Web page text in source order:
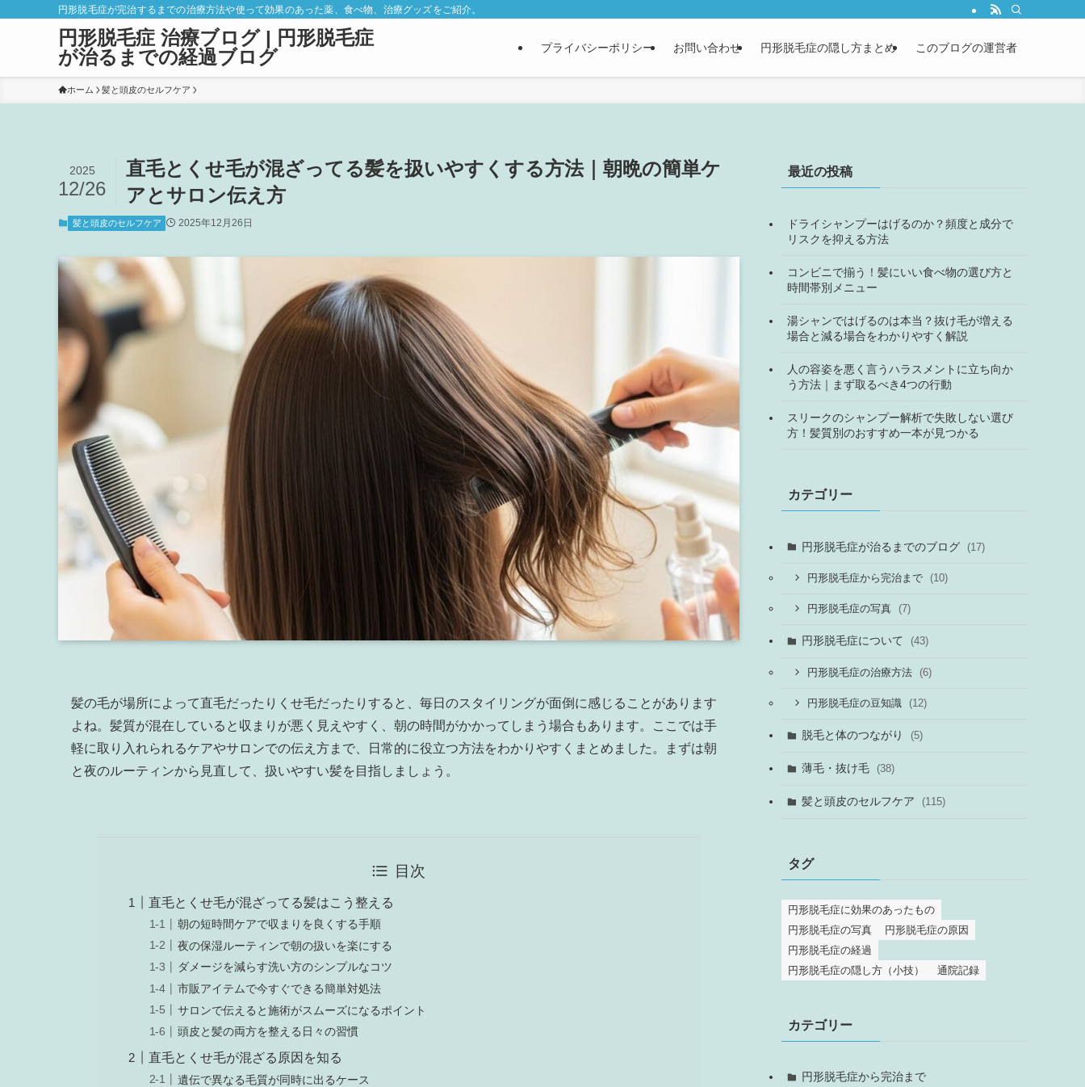
円形脱毛症が完治するまでの治療方法や使って効果のあった薬、食べ物、治療グッズをご紹介。
円形脱毛症 治療ブログ | 円形脱毛症
が治るまでの経過ブログ
プライバシーポリシー お問い合わせ 円形脱毛症の隠し方まとめ このブログの運営者
ホーム 髪と頭皮のセルフケア
直毛とくせ毛が混ざってる髪を扱いやすくする方法｜朝晩の簡単ケ
アとサロン伝え方
2025
12/26
髪と頭皮のセルフケア 2025年12月26日
髪の毛が場所によって直毛だったりくせ毛だったりすると、毎日のスタイリングが面倒に感じることがあります
よね。髪質が混在していると収まりが悪く見えやすく、朝の時間がかかってしまう場合もあります。ここでは手
軽に取り入れられるケアやサロンでの伝え方まで、日常的に役立つ方法をわかりやすくまとめました。まずは朝
と夜のルーティンから見直して、扱いやすい髪を目指しましょう。
目次
直毛とくせ毛が混ざってる髪はこう整える
朝の短時間ケアで収まりを良くする手順
夜の保湿ルーティンで朝の扱いを楽にする
ダメージを減らす洗い方のシンプルなコツ
市販アイテムで今すぐできる簡単対処法
サロンで伝えると施術がスムーズになるポイント
頭皮と髪の両方を整える日々の習慣
直毛とくせ毛が混ざる原因を知る
遺伝で異なる毛質が同時に出るケース
最近の投稿
ドライシャンプーはげるのか？頻度と成分で
リスクを抑える方法
コンビニで揃う！髪にいい食べ物の選び方と
時間帯別メニュー
湯シャンではげるのは本当？抜け毛が増える
場合と減る場合をわかりやすく解説
人の容姿を悪く言うハラスメントに立ち向か
う方法｜まず取るべき4つの行動
スリークのシャンプー解析で失敗しない選び
方！髪質別のおすすめ一本が見つかる
カテゴリー
円形脱毛症が治るまでのブログ (17)
円形脱毛症から完治まで (10)
円形脱毛症の写真 (7)
円形脱毛症について (43)
円形脱毛症の治療方法 (6)
円形脱毛症の豆知識 (12)
脱毛と体のつながり (5)
薄毛・抜け毛 (38)
髪と頭皮のセルフケア (115)
タグ
円形脱毛症に効果のあったもの
円形脱毛症の写真
円形脱毛症の原因
円形脱毛症の経過
円形脱毛症の隠し方（小技）
通院記録
カテゴリー
円形脱毛症から完治まで